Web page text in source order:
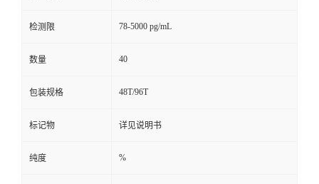
检测限 78-5000 pg/mL
数量 40
包装规格 48T/96T
标记物 详见说明书
纯度 %